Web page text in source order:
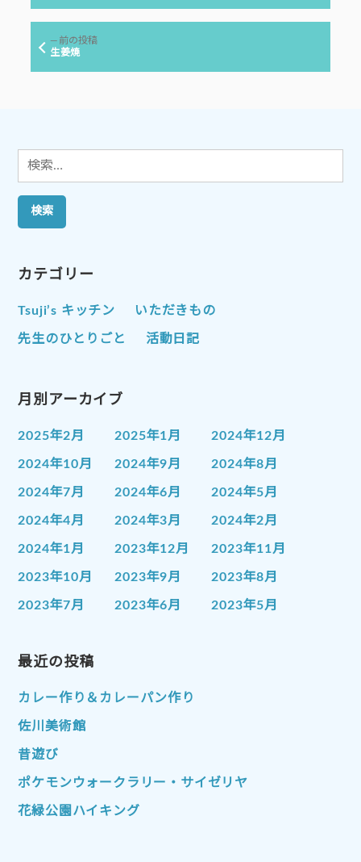
ナ
ー
前の投稿前
生姜焼
検
索:
カテゴリー
Tsuji’s キッチン いただきもの
先生のひとりごと 活動日記
月別アーカイブ
2025年2月 2025年1月 2024年12月
2024年10月 2024年9月 2024年8月
2024年7月 2024年6月 2024年5月
2024年4月 2024年3月 2024年2月
2024年1月 2023年12月 2023年11月
2023年10月 2023年9月 2023年8月
2023年7月 2023年6月 2023年5月
2023年1月
2022年10月 2022年9月
2022年7月
2022年4月
2022年1月 2021年12月 2021年11月
2021年10月 2021年9月
最近の投稿
カレー作り＆カレーパン作り
佐川美術館
昔遊び
ポケモンウォークラリー・サイゼリヤ
花緑公園ハイキング